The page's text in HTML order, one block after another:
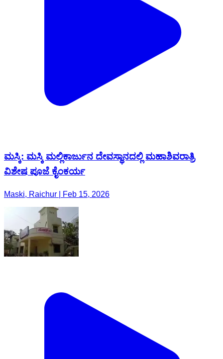
ಮಸ್ಕಿ: ಮಸ್ಕಿ ಮಲ್ಲಿಕಾರ್ಜುನ ದೇವಸ್ಥಾನದಲ್ಲಿ ಮಹಾಶಿವರಾತ್ರಿ
ವಿಶೇಷ ಪೂಜೆ ಕೈಂಕರ್ಯ
Maski, Raichur | Feb 15, 2026